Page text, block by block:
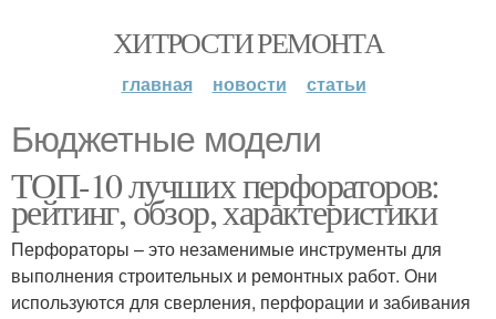
ХИТРОСТИ РЕМОНТА
главная новости статьи
Бюджетные модели
ТОП-10 лучших перфораторов:
рейтинг, обзор, характеристики
Перфораторы – это незаменимые инструменты для
выполнения строительных и ремонтных работ. Они
используются для сверления, перфорации и забивания